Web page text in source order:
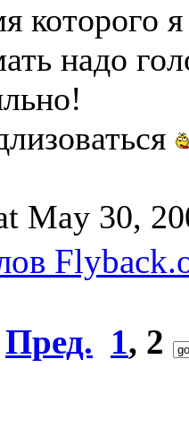
которого
надо
May 30,
Пред. 1, 2